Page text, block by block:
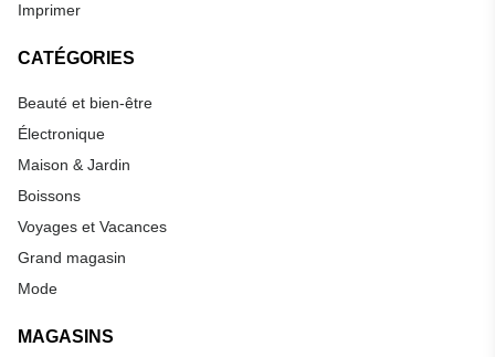
Imprimer
CATÉGORIES
Beauté et bien-être
Électronique
Maison & Jardin
Boissons
Voyages et Vacances
Grand magasin
Mode
MAGASINS